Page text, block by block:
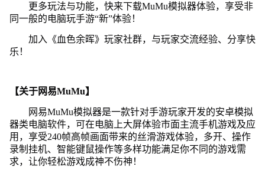
更多玩法与功能，快来下载MuMu模拟器体验，享受非
同一般的电脑玩手游“新”体验！
加入《血色余晖》玩家社群，与玩家交流经验、分享快
乐！
【关于网易MuMu】
网易MuMu模拟器是一款针对手游玩家开发的安卓模拟
器类电脑软件，可在电脑上大屏体验市面主流手机游戏及应
用，享受240帧高帧画面带来的丝滑游戏体验，多开、操作
录制挂机、智能键鼠操作等多样功能满足你不同的游戏需
求，让你轻松游戏成神不伤神！